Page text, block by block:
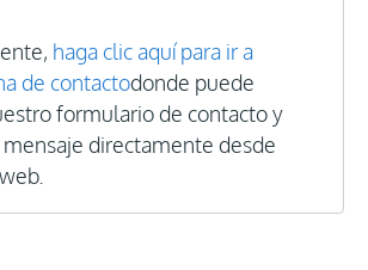
haga clic aquí para ir a
de contactodonde puede
formulario de contacto y
directamente desde